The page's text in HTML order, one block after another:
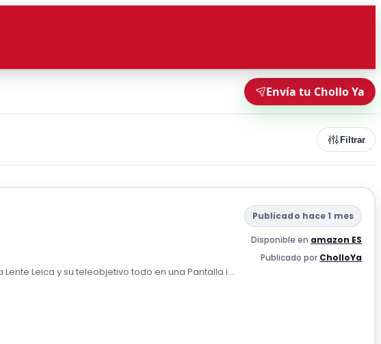
Envía tu Chollo Ya
Filtrar
Publicado hace 1 mes
Disponible en amazon ES
Publicado por CholloYa
Leica y su teleobjetivo todo en una Pantalla i...